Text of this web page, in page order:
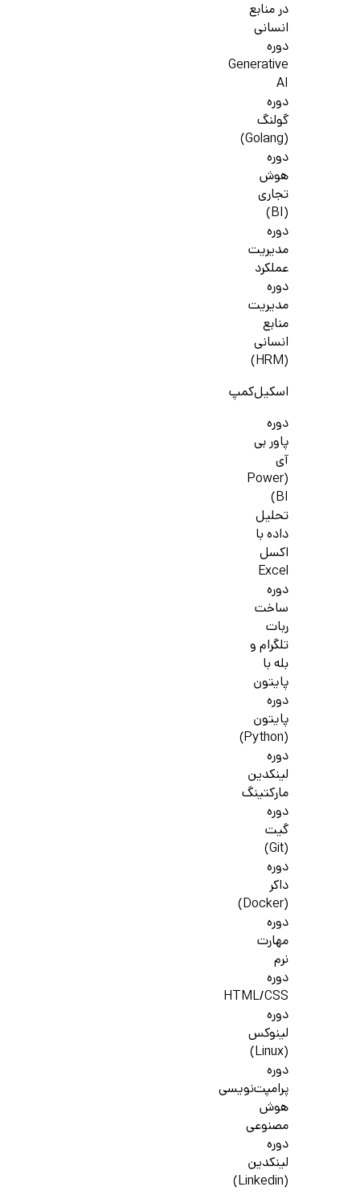
در منابع
انسانی
دوره
Generative
AI
دوره
گولنگ
(Golang)
دوره
هوش
تجاری
(BI)
دوره
مدیریت
عملکرد
دوره
مدیریت
منابع
انسانی
(HRM)
اسکیل‌کمپ
دوره
پاور بی
آی
(Power
BI)
تحلیل
داده با
اکسل
Excel
دوره
ساخت
ربات
تلگرام و
بله با
پایتون
دوره
پایتون
(Python)
دوره
لینکدین
مارکتینگ
دوره
گیت
(Git)
دوره
داکر
(Docker)
دوره
مهارت
نرم
دوره
HTML/CSS
دوره
لینوکس
(Linux)
دوره
پرامپت‌نویسی
هوش
مصنوعی
دوره
لینکدین
(Linkedin)